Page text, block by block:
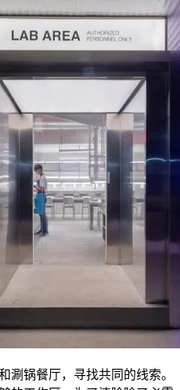
涮锅餐厅，寻找共同的线索。